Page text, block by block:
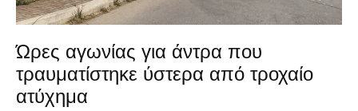
Ώρες αγωνίας για άντρα που
τραυματίστηκε ύστερα από τροχαίο
ατύχημα